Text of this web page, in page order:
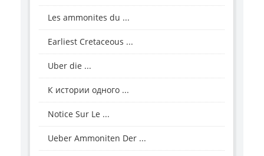
Les ammonites du ...
Earliest Cretaceous ...
Uber die ...
К истории одного ...
Notice Sur Le ...
Ueber Ammoniten Der ...